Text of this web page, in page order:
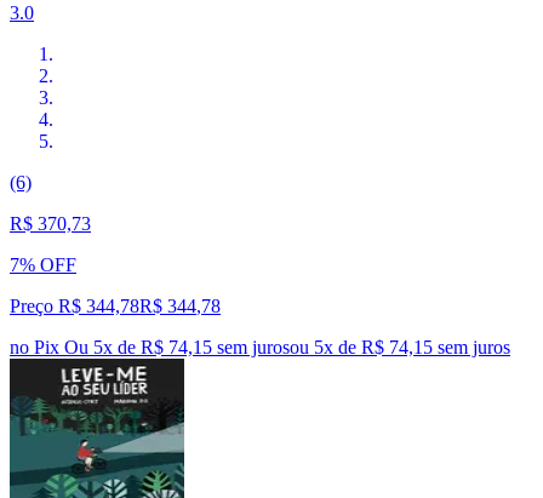
3.0
(6)
R$ 370,73
7% OFF
Preço R$ 344,78R$ 344,78
no Pix Ou 5x de R$ 74,15 sem jurosou 5x de R$ 74,15 sem juros